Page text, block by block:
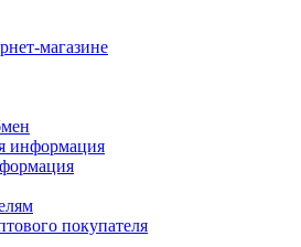
магазине
информация
покупателя